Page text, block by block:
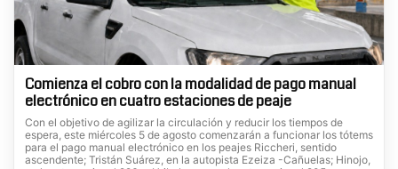
Comienza el cobro con la modalidad de pago manual
electrónico en cuatro estaciones de peaje
Con el objetivo de agilizar la circulación y reducir los tiempos de
espera, este miércoles 5 de agosto comenzarán a funcionar los tótems
para el pago manual electrónico en los peajes Riccheri, sentido
ascendente; Tristán Suárez, en la autopista Ezeiza -Cañuelas; Hinojo,